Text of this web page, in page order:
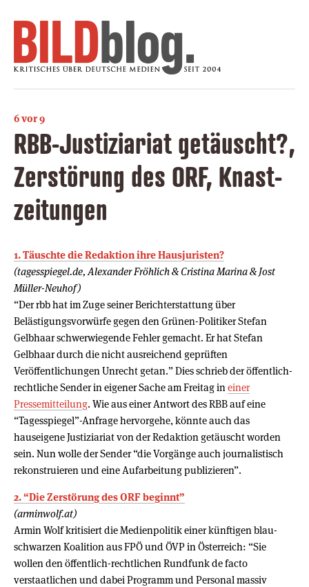
6 vor 9
RBB-Justiziariat getäuscht?,
Zerstörung des ORF, Knast­
zei­tungen
1. Täuschte die Redaktion ihre Hausjuristen?
(tagesspiegel.de, Alexander Fröhlich & Cristina Marina & Jost
Müller-Neuhof)
“Der rbb hat im Zuge seiner Berichterstattung über
Belästigungsvorwürfe gegen den Grünen-Politiker Stefan
Gelbhaar schwerwiegende Fehler gemacht. Er hat Stefan
Gelbhaar durch die nicht ausreichend geprüften
Veröffentlichungen Unrecht getan.” Dies schrieb der öffentlich-
rechtliche Sender in eigener Sache am Freitag in einer
Pressemitteilung. Wie aus einer Antwort des RBB auf eine
“Tagesspiegel”-Anfrage hervorgehe, könnte auch das
hauseigene Justiziariat von der Redaktion getäuscht worden
sein. Nun wolle der Sender “die Vorgänge auch journalistisch
rekonstruieren und eine Aufarbeitung publizieren”.
2. “Die Zerstörung des ORF beginnt”
(arminwolf.at)
Armin Wolf kritisiert die Medienpolitik einer künftigen blau-
schwarzen Koalition aus FPÖ und ÖVP in Österreich: “Sie
wollen den öffentlich-rechtlichen Rundfunk de facto
verstaatlichen und dabei Programm und Personal massiv